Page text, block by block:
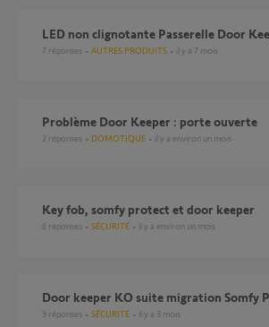
LED non clignotante Passerelle Door
7 réponses AUTRES PRODUITS il y a 7 mois
Problème Door Keeper : porte ouverte
2 réponses DOMOTIQUE il y a environ un mois
Key fob, somfy protect et door keeper
6 réponses SÉCURITÉ il y a environ un mois
Door keeper KO suite migration Somfy
9 réponses SÉCURITÉ il y a 3 mois